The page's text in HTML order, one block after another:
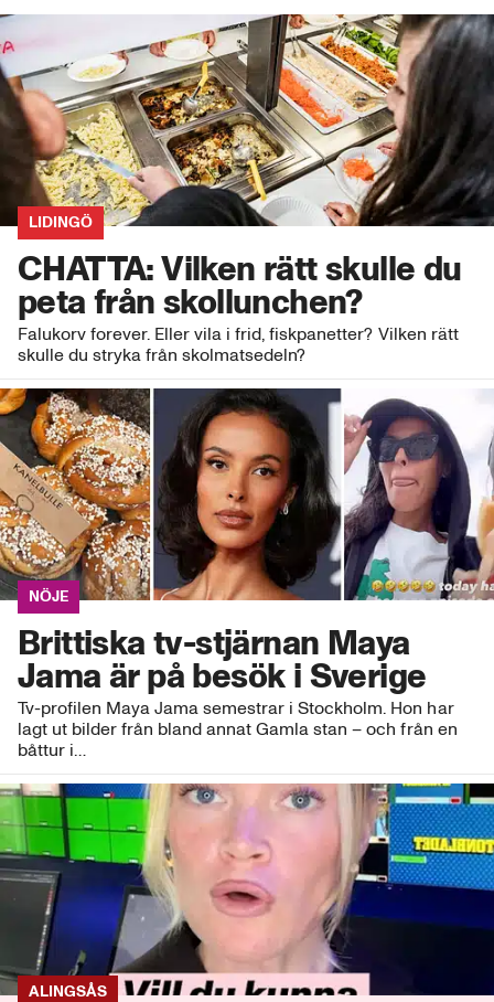
LIDINGÖ
CHATTA: Vilken rätt skulle du
peta från skollunchen?
Falukorv forever. Eller vila i frid, fiskpanetter? Vilken rätt
skulle du stryka från skolmatsedeln?
NÖJE
Brittiska tv-stjärnan Maya
Jama är på besök i Sverige
Tv-profilen Maya Jama semestrar i Stockholm. Hon har
lagt ut bilder från bland annat Gamla stan – och från en
båttur i…
ALINGSÅS